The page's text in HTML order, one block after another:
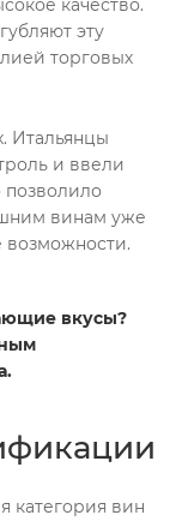
качество.
эту
торговых
Итальянцы
и ввели
винам уже
возможности.
вкусы?
категория вин